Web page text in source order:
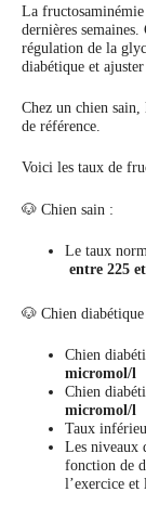
La
dernières
régulation de la
diabétique et
Chez un chien sain,
de référence.
Voici les taux de
🐶 Chien sain :
Le taux
entre 225
🐶 Chien
Chien
micromol/l
Chien
micromol/l
Taux
Les niveaux
fonction de
l’exercice et